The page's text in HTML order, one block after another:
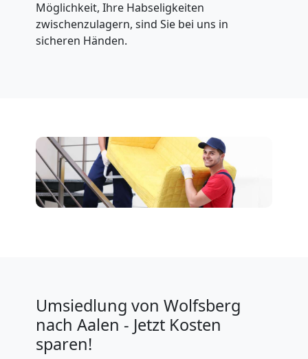
Möglichkeit, Ihre Habseligkeiten
zwischenzulagern, sind Sie bei uns in
sicheren Händen.
Umsiedlung von Wolfsberg
nach Aalen - Jetzt Kosten
sparen!